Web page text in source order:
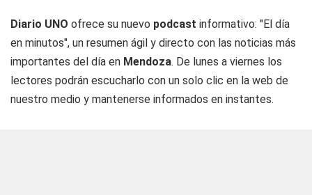
Diario UNO ofrece su nuevo podcast informativo: "El día
en minutos", un resumen ágil y directo con las noticias más
importantes del día en Mendoza. De lunes a viernes los
lectores podrán escucharlo con un solo clic en la web de
nuestro medio y mantenerse informados en instantes.